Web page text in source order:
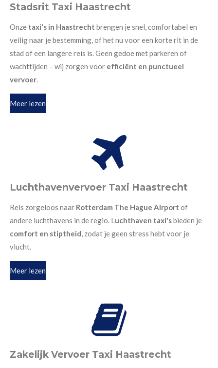
Stadsrit Taxi Haastrecht
Onze taxi's in Haastrecht brengen je snel, comfortabel en
veilig naar je bestemming, of het nu voor een korte rit in de
stad of een langere reis is. Geen gedoe met parkeren of
wachttijden – wij zorgen voor efficiënt en punctueel
vervoer.
Meer lezen
Luchthavenvervoer Taxi Haastrecht
Reis zorgeloos naar Rotterdam The Hague Airport of
andere luchthavens in de regio. Luchthaven taxi'sbieden je
comfort en stiptheid, zodat je geen stress hebt voor je
vlucht.
Meer lezen
Zakelijk Vervoer Taxi Haastrecht